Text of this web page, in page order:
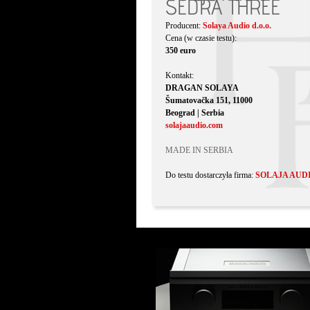
SEDRA THREE
Producent: Solaya Audio d.o.o.
Cena (w czasie testu):
350 euro
Kontakt:
DRAGAN SOLAYA
Šumatovačka 151, 11000
Beograd | Serbia
solajaaudio.com
MADE IN SERBIA
Do testu dostarczyła firma: SOLAJA